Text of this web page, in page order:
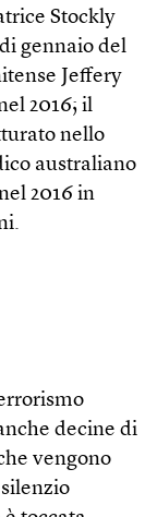
Stockly
gennaio del
Jeffery
2016; il
nello
australiano
2016 in
decine di
vengono